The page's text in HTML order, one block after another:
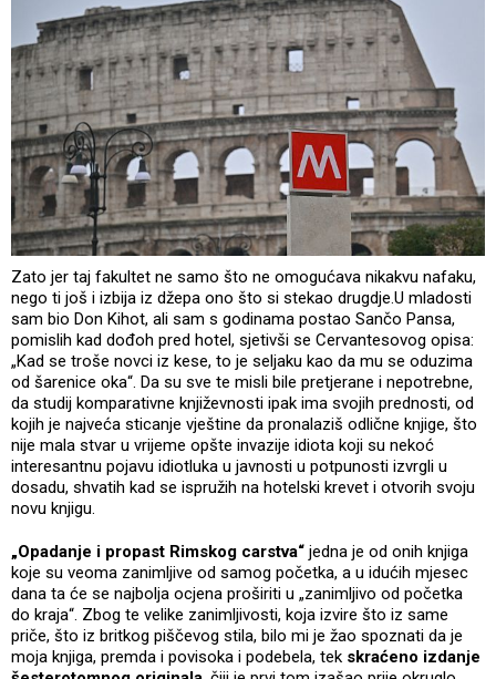
Zato jer taj fakultet ne samo što ne omogućava nikakvu nafaku,
nego ti još i izbija iz džepa ono što si stekao drugdje.U mladosti
sam bio Don Kihot, ali sam s godinama postao Sančo Pansa,
pomislih kad dođoh pred hotel, sjetivši se Cervantesovog opisa:
„Kad se troše novci iz kese, to je seljaku kao da mu se oduzima
od šarenice oka“. Da su sve te misli bile pretjerane i nepotrebne,
da studij komparativne književnosti ipak ima svojih prednosti, od
kojih je najveća sticanje vještine da pronalaziš odlične knjige, što
nije mala stvar u vrijeme opšte invazije idiota koji su nekoć
interesantnu pojavu idiotluka u javnosti u potpunosti izvrgli u
dosadu, shvatih kad se ispružih na hotelski krevet i otvorih svoju
novu knjigu.
„Opadanje i propast Rimskog carstva“ jedna je od onih knjiga
koje su veoma zanimljive od samog početka, a u idućih mjesec
dana ta će se najbolja ocjena proširiti u „zanimljivo od početka
do kraja“. Zbog te velike zanimljivosti, koja izvire što iz same
priče, što iz britkog piščevog stila, bilo mi je žao spoznati da je
moja knjiga, premda i povisoka i podebela, tek skraćeno izdanje